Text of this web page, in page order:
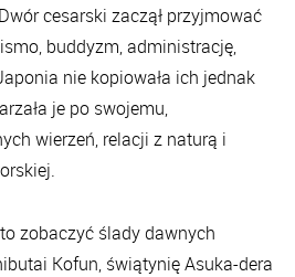
cesarski zaczął przyjmować
buddyzm, administrację,
nie kopiowała ich jednak
je po swojemu,
wierzeń, relacji z naturą i
zobaczyć ślady dawnych
Kofun, świątynię Asuka-dera